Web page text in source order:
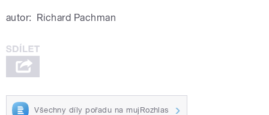
autor: Richard Pachman
Všechny díly pořadu na mujRozhlas